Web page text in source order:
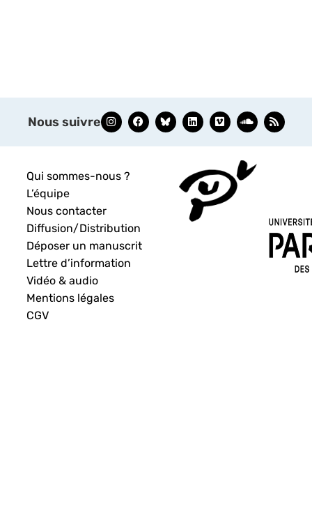
Nous suivre
Qui sommes-nous ?
L’équipe
Nous contacter
Diffusion/Distribution
Déposer un manuscrit
Lettre d’information
Vidéo & audio
Mentions légales
CGV